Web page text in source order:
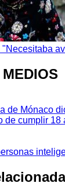
"Necesitaba
de Mónaco
de cumplir 18